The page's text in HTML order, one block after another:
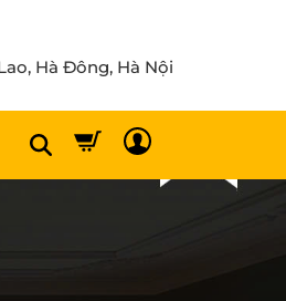
Hà Đông, Hà Nội